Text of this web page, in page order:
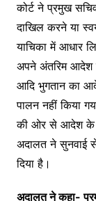
कोर्ट ने प्रमुख
दाखिल करने या
याचिका में आधार
अपने अंतरिम आदेश
आदि भुगतान का
पालन नहीं किया
की ओर से आदेश के
अदालत ने सुनवाई
दिया है।
अदालत ने कहा-